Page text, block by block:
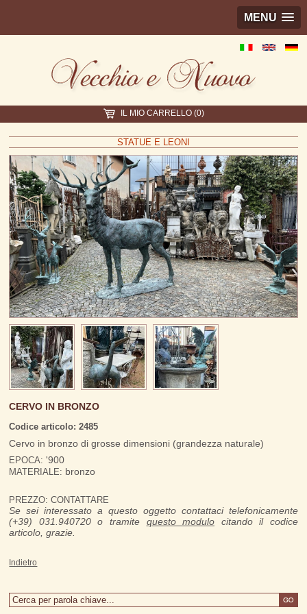
MENU
IL MIO CARRELLO (0)
STATUE E LEONI
CERVO IN BRONZO
Codice articolo: 2485
Cervo in bronzo di grosse dimensioni (grandezza naturale)
EPOCA: '900
MATERIALE: bronzo
PREZZO: CONTATTARE
Se sei interessato a questo oggetto contattaci telefonicamente
(+39) 031.940720 o tramite questo modulo citando il codice
articolo, grazie.
Indietro